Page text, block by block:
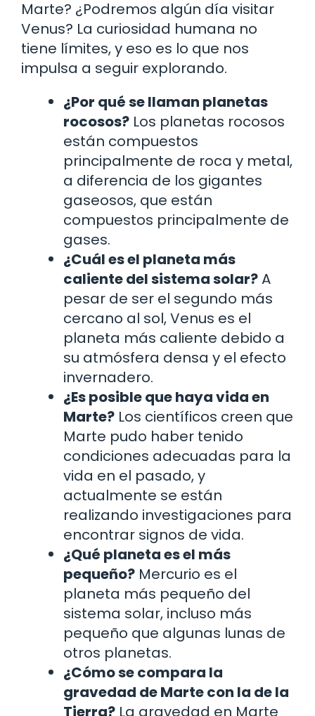
Marte? ¿Podremos algún día visitar
Venus? La curiosidad humana no
tiene límites, y eso es lo que nos
impulsa a seguir explorando.
¿Por qué se llaman planetas
rocosos? Los planetas rocosos
están compuestos
principalmente de roca y metal,
a diferencia de los gigantes
gaseosos, que están
compuestos principalmente de
gases.
¿Cuál es el planeta más
caliente del sistema solar?A
pesar de ser el segundo más
cercano al sol, Venus es el
planeta más caliente debido a
su atmósfera densa y el efecto
invernadero.
¿Es posible que haya vida en
Marte? Los científicos creen que
Marte pudo haber tenido
condiciones adecuadas para la
vida en el pasado, y
actualmente se están
realizando investigaciones para
encontrar signos de vida.
¿Qué planeta es el más
pequeño? Mercurio es el
planeta más pequeño del
sistema solar, incluso más
pequeño que algunas lunas de
otros planetas.
¿Cómo se compara la
gravedad de Marte con la de la
Tierra? La gravedad en Marte